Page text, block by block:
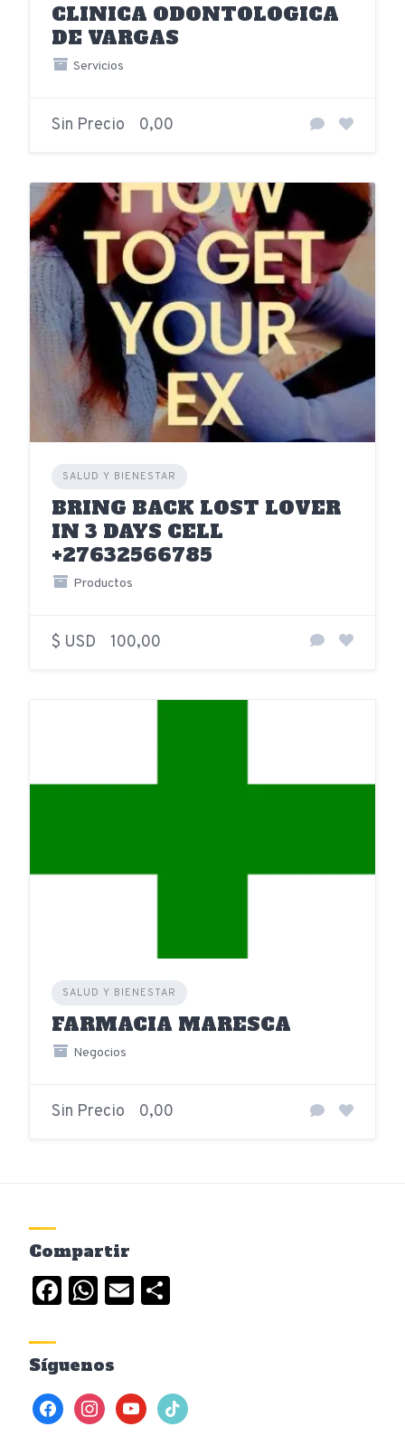
CLINICA ODONTOLOGICA
DE VARGAS
Servicios
Sin Precio 0,00
SALUD Y BIENESTAR
BRING BACK LOST LOVER
IN 3 DAYS CELL
+27632566785
Productos
$ USD 100,00
SALUD Y BIENESTAR
FARMACIA MARESCA
Negocios
Sin Precio 0,00
Compartir
Facebook
WhatsApp
Email
Síguenos
facebookinstagramyoutubetiktok